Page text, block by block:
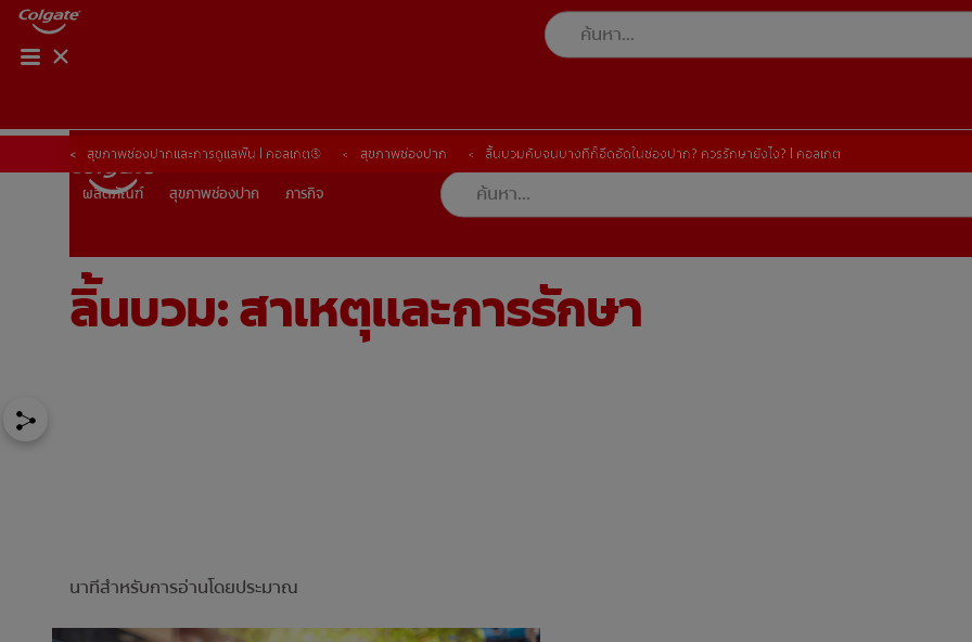
ผลิตภัณฑ์ สุขภาพช่องปาก
TH (TH) ลงทะเบียน
ผลิตภัณฑ์ สุขภาพช่องปาก ภารกิจ
การจับคู่ผลิตภัณฑ์
สุขภาพช่องปากและการดูแลฟัน | คอลเกต® สุขภาพช่องปาก ลิ้นบวมคับจนบางทีก็อึดอัดในช่องปาก? ควรรักษายังไง? | คอลเกต
ลิ้นบวม: สาเหตุและการรักษา
นาทีสำหรับการอ่านโดยประมาณ